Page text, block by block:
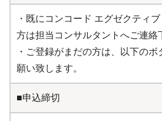
・既にコンコード エグゼクティ
方は担当コンサルタントへご連絡
・ご登録がまだの方は、以下の
願い致します。
■申込締切